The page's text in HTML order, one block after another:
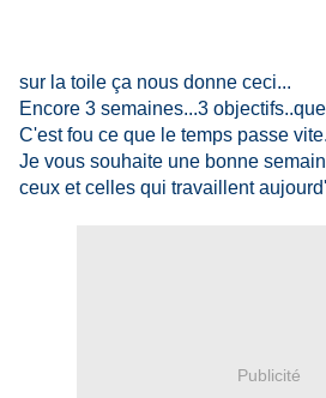
sur la toile ça nous donne ceci...
Encore 3 semaines...3
C'est fou ce que le temps passe
Je vous souhaite une bonne
ceux et celles qui travaillent
Publicité